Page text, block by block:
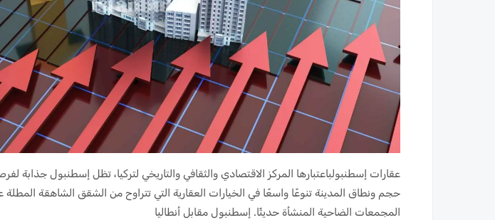
عقارات إسطنبولباعتبارها المركز الاقتصادي والثقافي والتاريخي لتركيا، تظل إسطنبول جذابة
حجم ونطاق المدينة تنوعًا واسعًا في الخيارات العقارية التي تتراوح من الشقق الشاهقة المطلة
المجمعات الضاحية المنشأة حديثًا. إسطنبول مقابل أنطاليا